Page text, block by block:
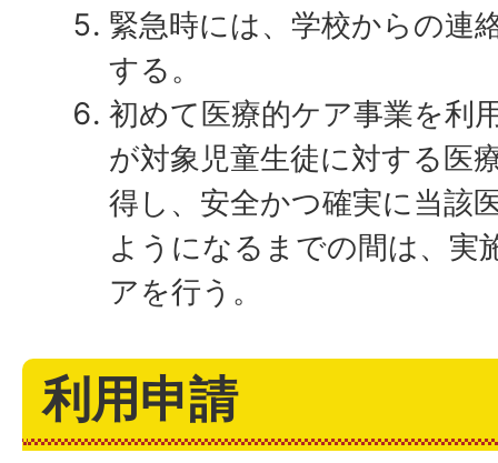
緊急時には、学校からの連
する。
初めて医療的ケア事業を利
が対象児童生徒に対する医
得し、安全かつ確実に当該
ようになるまでの間は、実
アを行う。
利用申請